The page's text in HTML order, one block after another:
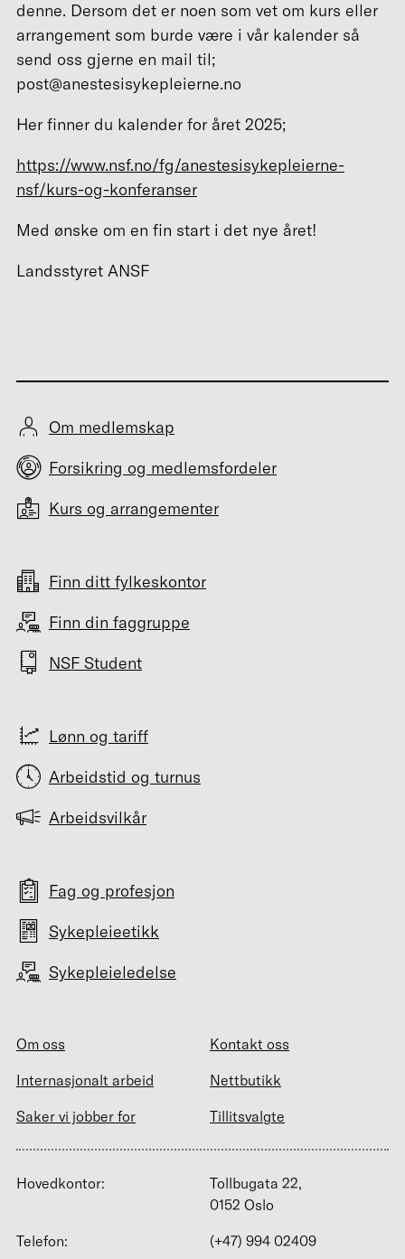
denne. Dersom det er noen som vet om kurs eller
arrangement som burde være i vår kalender så
send oss gjerne en mail til;
post@anestesisykepleierne.no
Her finner du kalender for året 2025;
https://www.nsf.no/fg/anestesisykepleierne-
nsf/kurs-og-konferanser
Med ønske om en fin start i det nye året!
Landsstyret ANSF
Om medlemskap
Forsikring og medlemsfordeler
Kurs og arrangementer
Finn ditt fylkeskontor
Finn din faggruppe
NSF Student
Lønn og tariff
Arbeidstid og turnus
Arbeidsvilkår
Fag og profesjon
Sykepleieetikk
Sykepleieledelse
Om oss
Kontakt oss
Internasjonalt arbeid
Nettbutikk
Saker vi jobber for
Tillitsvalgte
Hovedkontor:
Tollbugata 22,
0152 Oslo
Telefon:
(+47) 994 02409